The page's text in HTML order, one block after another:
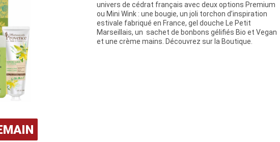
univers de cédrat français avec deux options Premium
ou Mini Wink : une bougie, un joli torchon d’inspiration
estivale fabriqué en France, gel douche Le Petit
Marseillais, un sachet de bonbons gélifiés Bio et Vegan
et une crème mains. Découvrez sur la Boutique.